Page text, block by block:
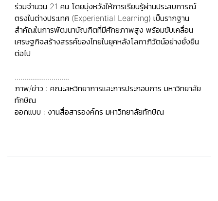
ร่วมจำนวน 21 คน โดยมุ่งหวังให้การเรียนรู้ผ่านประสบการณ์
ตรงในต่างประเทศ (Experiential Learning) เป็นรากฐาน
สำคัญในการพัฒนาบัณฑิตที่มีศักยภาพสูง พร้อมขับเคลื่อน
เศรษฐกิจสร้างสรรค์ของไทยในยุคหลังโลกาภิวัตน์อย่างยั่งยืน
ต่อไป
ภาพ/ข่าว : คณะสหวิทยาการและการประกอบการ มหาวิทยาลัย
ทักษิณ
ออกแบบ : งานสื่อสารองค์กร มหาวิทยาลัยทักษิณ